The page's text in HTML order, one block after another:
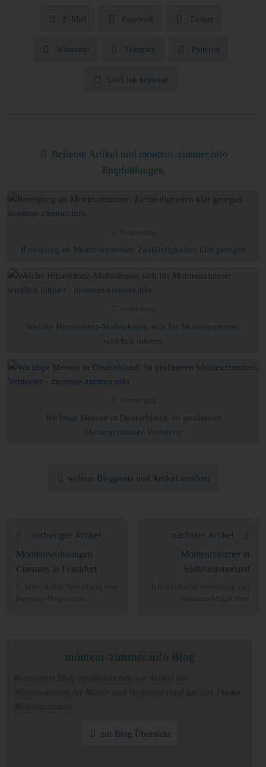
E-Mail Facebook Twitter
Whatsapp Telegram Pinterest
Url/Link kopieren
Beliebte Artikel und monteur-zimmer.info
Empfehlungen
Reinigung im Monteurzimmer: Zuständigkeiten klar geregelt
Welche Hitzeschutz-Maßnahmen sich für Monteurzimmer
wirklich lohnen
Wichtige Messen in Deutschland: So profitieren
Monteurzimmer-Vermieter
weitere Blogposts und Artikel ansehen
vorheriger Artikel
Monteurwohnungen
Chesnais in Frankfurt
nächster Artikel
Monteurzimmer in
Südbrookmerland
monteur-zimmer.info Blog
zur Blog Übersicht